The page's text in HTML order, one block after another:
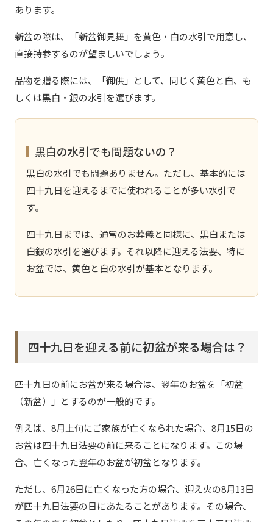
あります。
新盆の際は、「新盆御見舞」を黄色・白の水引で用意し、
直接持参するのが望ましいでしょう。
品物を贈る際には、「御供」として、同じく黄色と白、も
しくは黒白・銀の水引を選びます。
黒白の水引でも問題ないの？
黒白の水引でも問題ありません。ただし、基本的には
四十九日を迎えるまでに使われることが多い水引で
す。
四十九日までは、通常のお葬儀と同様に、黒白または
白銀の水引を選びます。それ以降に迎える法要、特に
お盆では、黄色と白の水引が基本となります。
四十九日を迎える前に初盆が来る場合は？
四十九日の前にお盆が来る場合は、翌年のお盆を「初盆
（新盆）」とするのが一般的です。
例えば、8月上旬にご家族が亡くなられた場合、8月15日の
お盆は四十九日法要の前に来ることになります。この場
合、亡くなった翌年のお盆が初盆となります。
ただし、6月26日に亡くなった方の場合、迎え火の8月13日
が四十九日法要の日にあたることがあります。その場合、